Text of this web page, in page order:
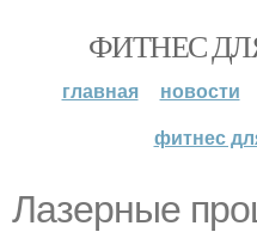
ФИТНЕС
главная новости
фитнес
Лазерные